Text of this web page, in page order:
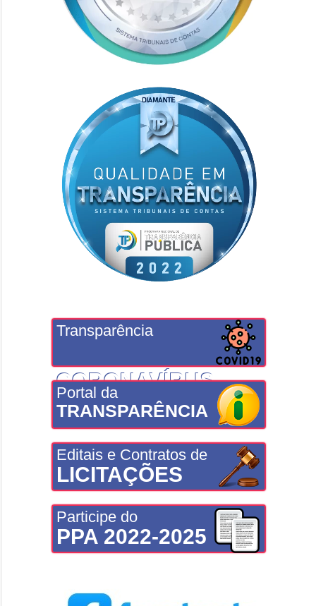
Transparência
CORONAVÍRUS
Portal da
TRANSPARÊNCIA
Editais e Contratos de
LICITAÇÕES
Participe do
PPA 2022-2025